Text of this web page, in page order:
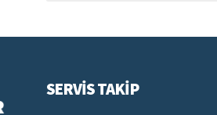
SERVİS TAKİP